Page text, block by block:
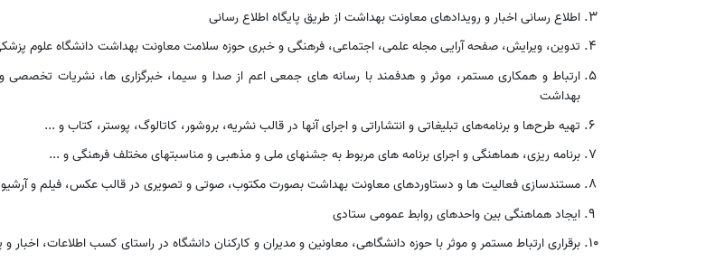
اطلاع رسانی اخبار و رویدادهای معاونت بهداشت از طریق پایگاه اطلاع رسانی
تدوین، ویرایش، صفحه آرایی مجله علمی، اجتماعی، فرهنگی و خبری حوزه سلامت معاونت بهداشت دانشگاه علوم
ارتباط و همکاری مستمر، موثر و هدفمند با رسانه های جمعی اعم از صدا و سیما، خبرگزاری ها، نشریات
بهداشت
تهیه طرح‌ها و برنامه‌های تبلیغاتی و انتشاراتی و اجرای آنها در قالب نشریه، بروشور، کاتالوگ، پوستر، کتاب و ...
برنامه ریزی، هماهنگی و اجرای برنامه های مربوط به جشنهای ملی و مذهبی و مناسبتهای مختلف فرهنگی و ...
مستندسازی فعالیت ها و دستاوردهای معاونت بهداشت بصورت مکتوب، صوتی و تصویری در قالب عکس، فیلم و
ایجاد هماهنگی بین واحدهای روابط عمومی ستادی
برقراری ارتباط مستمر و موثر با حوزه دانشگاهی، معاونین و مدیران و کارکنان دانشگاه در راستای کسب اطلاعات، اخبار